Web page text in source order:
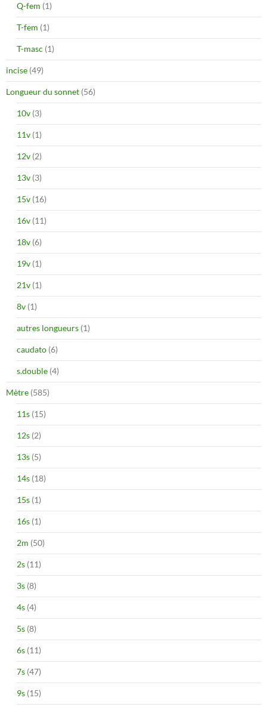
Q-fem (1)
T-fem (1)
T-masc (1)
incise (49)
Longueur du sonnet (56)
10v (3)
11v (1)
12v (2)
13v (3)
15v (16)
16v (11)
18v (6)
19v (1)
21v (1)
8v (1)
autres longueurs (1)
caudato (6)
s.double (4)
Mètre (585)
11s (15)
12s (2)
13s (5)
14s (18)
15s (1)
16s (1)
2m (50)
2s (11)
3s (8)
4s (4)
5s (8)
6s (11)
7s (47)
9s (15)